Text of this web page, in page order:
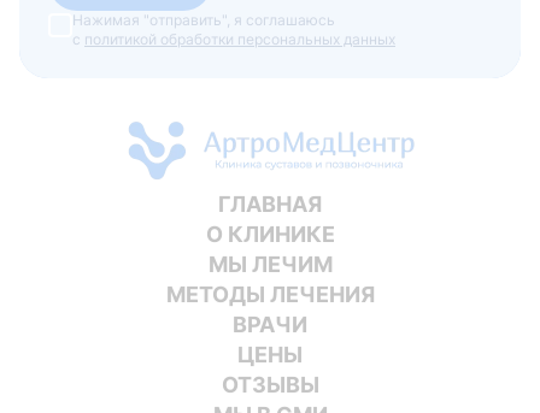
Нажимая "отправить", я соглашаюсь
с политикой обработки персональных данных
ГЛАВНАЯ
О КЛИНИКЕ
МЫ ЛЕЧИМ
МЕТОДЫ ЛЕЧЕНИЯ
ВРАЧИ
ЦЕНЫ
ОТЗЫВЫ